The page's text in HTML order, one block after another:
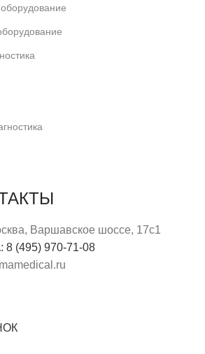
Варшавское шоссе, 17с1
: 8 (495) 970-71-08